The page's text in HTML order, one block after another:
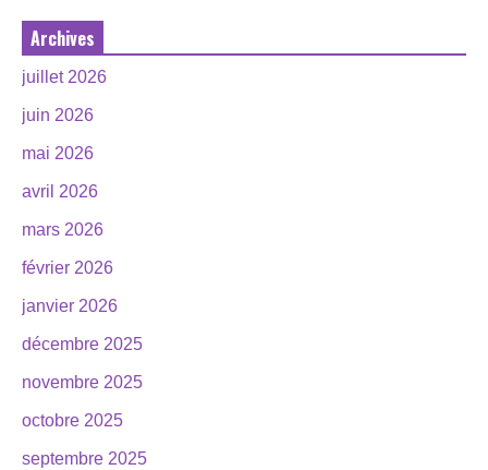
Archives
juillet 2026
juin 2026
mai 2026
avril 2026
mars 2026
février 2026
janvier 2026
décembre 2025
novembre 2025
octobre 2025
septembre 2025